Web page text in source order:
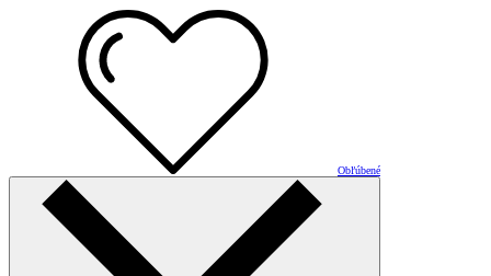
Obľúbené